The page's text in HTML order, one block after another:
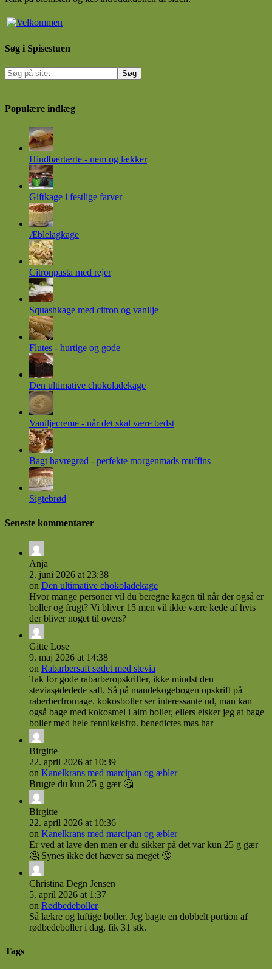
Søg i Spisestuen
Populære indlæg
Hindbærtærte - nem og lækker
Giftkage i festlige farver
Æblelagkage
Citronpasta med rejer
Squashkage med citron og vanilje
Flutes - hurtige og gode
Den ultimative chokoladekage
Vaniljecreme - når det skal være bedst
Bagt havregrød - perfekte morgenmads muffins
Sigtebrød
Seneste kommentarer
Anja
2. juni 2026 at 23:38
on Den ultimative chokoladekage
Hvor mange personer vil du beregne kagen til når der også er
boller og frugt? Vi bliver 15 men vil ikke være kede af hvis
der bliver noget til overs?
Gitte Lose
9. maj 2026 at 14:38
on Rabarbersaft sødet med stevia
Tak for gode rabarberopskrifter, ikke mindst den
steviasødedede saft. Så på mandekogebogen opskrift på
raberberfromage. kokosboller ser interessante ud, man kan
også bage med kokosmel i alm boller, ellers elsker jeg at bage
boller med hele fennikelsfrø. benedictes mas har
Birgitte
22. april 2026 at 10:39
on Kanelkrans med marcipan og æbler
Brugte du kun 25 g gær 🤔
Birgitte
22. april 2026 at 10:36
on Kanelkrans med marcipan og æbler
Er ved at lave den men er du sikker på det var kun 25 g gær
🤔 Synes ikke det hæver så meget 🤔
Christina Degn Jensen
5. april 2026 at 1:37
on Rødbedeboller
Så lækre og luftige boller. Jeg bagte en dobbelt portion af
rødbedeboller i dag, fik 31 stk.
Tags